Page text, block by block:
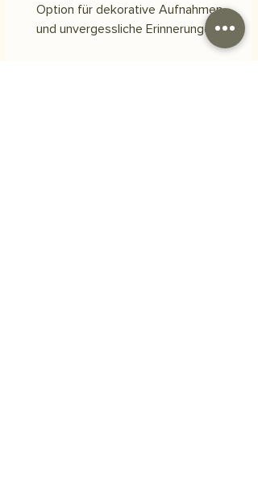
Option für dekorative Aufnahmen
und unvergessliche Erinnerungen.